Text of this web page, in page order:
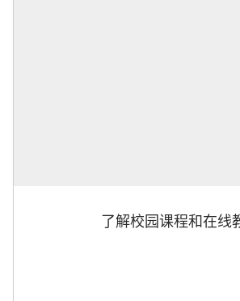
了解校园课程和在线